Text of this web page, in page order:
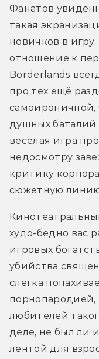
Фанатов
такая
новичков в
отношение к
Borderlands
про тех ещё
самоироничной,
душных баталий
весёлая игра
недосмотру
критику
сюжетную
худо-бедно вас
игровых
убийства
слегка
порнопародией,
любителей
деле, не был ли
лентой для